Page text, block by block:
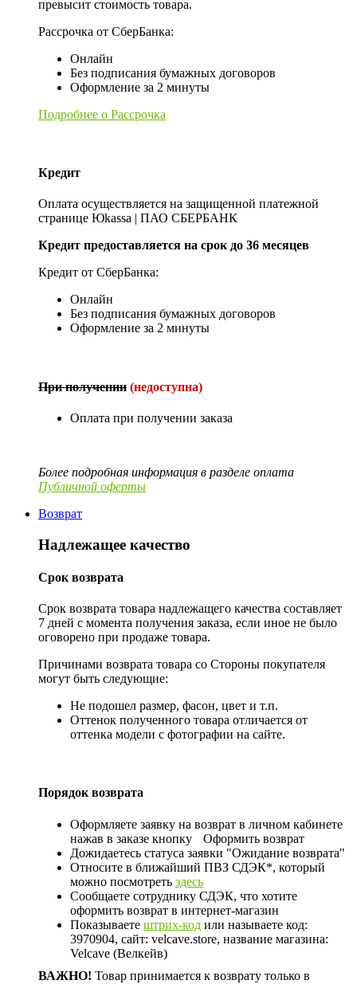
превысит стоимость товара.
Рассрочка от СберБанка:
Онлайн
Без подписания бумажных договоров
Оформление за 2 минуты
Подробнее о Рассрочка
Кредит
Оплата осуществляется на защищенной платежной
странице Юkassa | ПАО СБЕРБАНК
Кредит предоставляется на срок до 36 месяцев
Кредит от СберБанка:
Онлайн
Без подписания бумажных договоров
Оформление за 2 минуты
При получении (недоступна)
Оплата при получении заказа
Более подробная информация в разделе оплата
Публичной оферты
Возврат
Надлежащее качество
Срок возврата
Срок возврата товара надлежащего качества составляет
7 дней с момента получения заказа, если иное не было
оговорено при продаже товара.
Причинами возврата товара со Стороны покупателя
могут быть следующие:
Не подошел размер, фасон, цвет и т.п.
Оттенок полученного товара отличается от
оттенка модели с фотографии на сайте.
Порядок возврата
Оформляете заявку на возврат в личном кабинете
нажав в заказе кнопку
Оформить возврат
Дожидаетесь статуса заявки "Ожидание возврата"
Относите в ближайший ПВЗ СДЭК*, который
можно посмотреть здесь
Сообщаете сотруднику СДЭК, что хотите
оформить возврат в интернет-магазин
Показываете штрих-код или называете код:
3970904, сайт: velcave.store, название магазина:
Velcave (Велкейв)
ВАЖНО! Товар принимается к возврату только в